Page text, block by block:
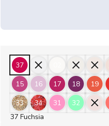
37 01 03 04
15
16 17 18 19
33
34 31 32 35
37 Fuchsia